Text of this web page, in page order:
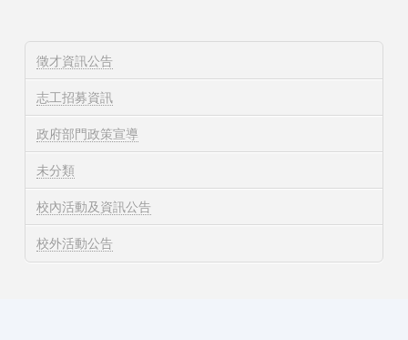
徵才資訊公告
志工招募資訊
政府部門政策宣導
未分類
校內活動及資訊公告
校外活動公告